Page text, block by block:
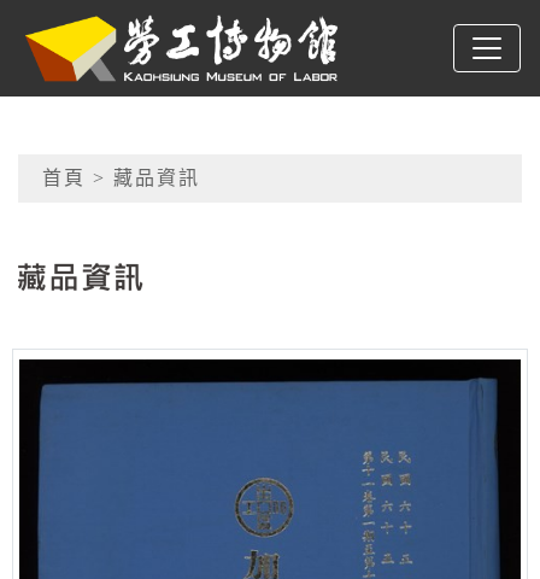
跳到主要內容
高雄市勞工博物館
網頁導覽
首頁 > 藏品資訊